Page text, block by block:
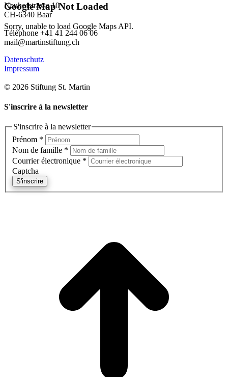
Google Map Not Loaded
Sorry, unable to load Google Maps API.
Neuhofstrasse 10
CH-6340 Baar
Téléphone +41 41 244 06 06
mail@martinstiftung.ch
Datenschutz
Impressum
© 2026 Stiftung St. Martin
S'inscrire à la newsletter
S'inscrire à la newsletter
Prénom *
Nom de famille *
Courrier électronique *
Captcha
S'inscrire